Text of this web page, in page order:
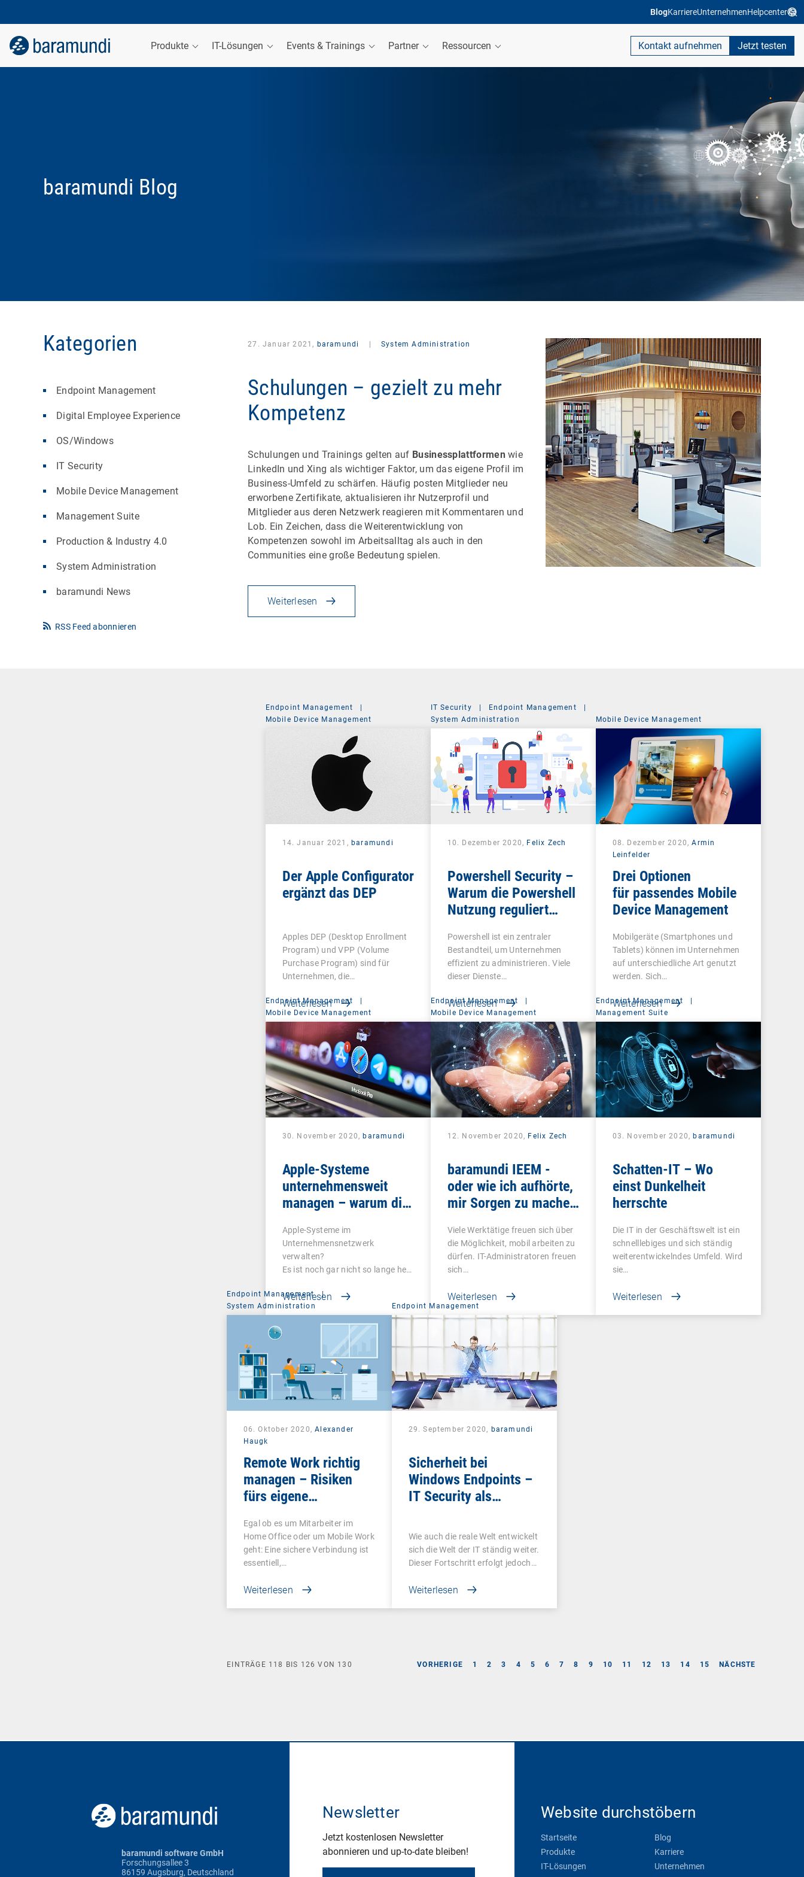
BlogKarriereUnternehmenHelpcenter
Produkte IT-Lösungen Events & Trainings Partner Ressourcen Kontakt aufnehmen Jetzt testen
baramundi Blog
Kategorien
Endpoint Management
Digital Employee Experience
OS/Windows
IT Security
Mobile Device Management
Management Suite
Production & Industry 4.0
System Administration
baramundi News
RSS Feed abonnieren
27. Januar 2021, baramundi System Administration
Schulungen – gezielt zu mehr
Kompetenz
Schulungen und Trainings gelten auf Businessplattformen wie
LinkedIn und Xing als wichtiger Faktor, um das eigene Profil im
Business-Umfeld zu schärfen. Häufig posten Mitglieder neu
erworbene Zertifikate, aktualisieren ihr Nutzerprofil und
Mitglieder aus deren Netzwerk reagieren mit Kommentaren und
Lob. Ein Zeichen, dass die Weiterentwicklung von
Kompetenzen sowohl im Arbeitsalltag als auch in den
Communities eine große Bedeutung spielen.
Weiterlesen
Endpoint Management
|
Mobile Device Management
14. Januar 2021, baramundi
Der Apple Configurator
ergänzt das DEP
Apples DEP (Desktop Enrollment
Program) und VPP (Volume
Purchase Program) sind für
Unternehmen, die…
Weiterlesen
IT Security | Endpoint Management
|
System Administration
10. Dezember 2020, Felix Zech
Powershell Security –
Warum die Powershell
Nutzung reguliert
Powershell ist ein zentraler
Bestandteil, um Unternehmen
effizient zu administrieren. Viele
dieser Dienste…
Weiterlesen
Mobile Device Management
08. Dezember 2020,Armin
Leinfelder
Drei Optionen
für passendes Mobile
Device Management
Mobilgeräte (Smartphones und
Tablets) können im Unternehmen
auf unterschiedliche Art genutzt
werden. Sich…
Weiterlesen
Endpoint Management
|
Mobile Device Management
30. November 2020,baramundi
Apple-Systeme
unternehmensweit
managen – warum die
VPP sinnvoll ist
Apple-Systeme im
Unternehmensnetzwerk
verwalten?
Es ist noch gar nicht so lange her,
Weiterlesen
Endpoint Management
|
Mobile Device Management
12. November 2020, Felix Zech
baramundi IEEM -
oder wie ich aufhörte,
mir Sorgen zu machen
liebte
Viele Werktätige freuen sich über
die Möglichkeit, mobil arbeiten zu
dürfen. IT-Administratoren freuen
sich…
Weiterlesen
Endpoint Management
|
Management Suite
03. November 2020,baramundi
Schatten-IT – Wo
einst Dunkelheit
herrschte
Die IT in der Geschäftswelt ist ein
schnelllebiges und sich ständig
weiterentwickelndes Umfeld. Wird
sie…
Weiterlesen
Endpoint Management
|
System Administration
06. Oktober 2020,Alexander
Haugk
Remote Work richtig
managen – Risiken
fürs eigene
vermeiden
Egal ob es um Mitarbeiter im
Home Office oder um Mobile Work
geht: Eine sichere Verbindung ist
essentiell,…
Weiterlesen
Endpoint Management
29. September 2020, baramundi
Sicherheit bei
Windows Endpoints –
IT Security als
Konzept
Wie auch die reale Welt entwickelt
sich die Welt der IT ständig weiter.
Dieser Fortschritt erfolgt jedoch…
Weiterlesen
VORHERIGE 1 2 3 4 5 6 7 8 9 10 11 12 13 14 15 NÄCHSTE
EINTRÄGE 118 BIS 126 VON 130
baramundi software GmbH
Forschungsallee 3
86159 Augsburg, Deutschland
Newsletter
Jetzt kostenlosen Newsletter
abonnieren und up-to-date bleiben!
Website durchstöbern
Startseite
Produkte
IT-Lösungen
Blog
Karriere
Unternehmen